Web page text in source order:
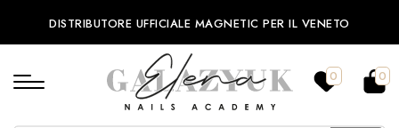
DISTRIBUTORE UFFICIALE MAGNETIC PER IL VENETO
0 0